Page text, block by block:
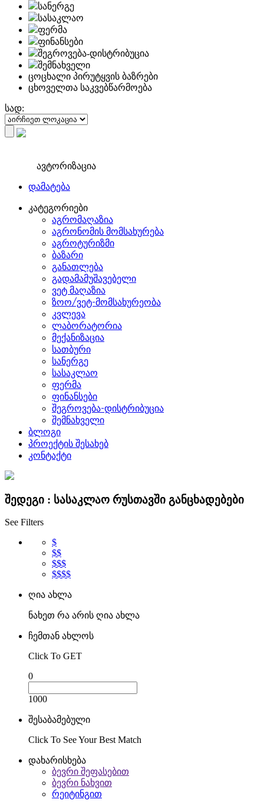
სანერგე
სასაკლაო
ფერმა
ფინანსები
შეგროვება-დისტრიბუცია
შემნახველი
ცოცხალი პირუტყვის ბაზრები
ცხოველთა საკვებწარმოება
სად:
ავტორიზაცია
დამატება
კატეგორიები
აგრომაღაზია
აგრონომის მომსახურება
აგროტურიზმი
ბაზარი
განათლება
გადამამუშავებელი
ვეტ მაღაზია
ზოო/ვეტ-მომსახურეობა
კვლევა
ლაბორატორია
მექანიზაცია
სათბური
სანერგე
სასაკლაო
ფერმა
ფინანსები
შეგროვება-დისტრიბუცია
შემნახველი
ბლოგი
პროექტის შესახებ
კონტაქტი
შედეგი : სასაკლაო რუსთავში განცხადებები
See Filters
$
$$
$$$
$$$$
ღია ახლა
ნახეთ რა არის ღია ახლა
ჩემთან ახლოს
Click To GET
0
1000
შესაბამებული
Click To See Your Best Match
დახარისხება
ბევრი შეფასებით
ბევრი ნახვით
რეიტინგით